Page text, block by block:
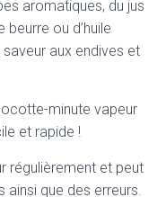
aromatiques, du jus
ou d’huile
saveur aux endives et
minute vapeur
et rapide !
régulièrement et peut
que des erreurs.